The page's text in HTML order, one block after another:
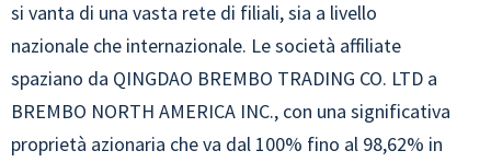
si vanta di una vasta rete di filiali, sia a livello
nazionale che internazionale. Le società affiliate
spaziano da QINGDAO BREMBO TRADING CO. LTD a
BREMBO NORTH AMERICA INC., con una significativa
proprietà azionaria che va dal 100% fino al 98,62% in